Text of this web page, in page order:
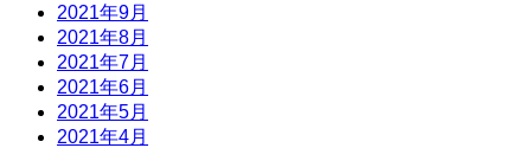
2021年9月
2021年8月
2021年7月
2021年6月
2021年5月
2021年4月